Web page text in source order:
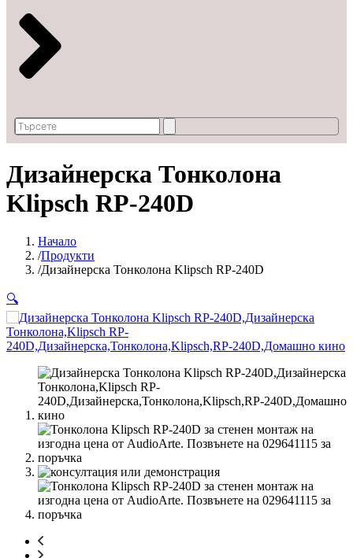
Дизайнерска Тонколона
Klipsch RP-240D
Начало
Продукти
Дизайнерска Тонколона Klipsch RP-240D
🔍